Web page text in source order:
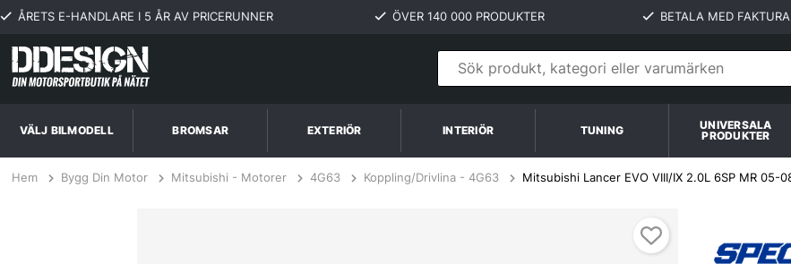
ÅRETS E-HANDLARE I 5 ÅR AV PRICERUNNER ÖVER 140 000 PRODUKTER BETALA MED
VÄLJ BILMODELL BROMSAR EXTERIÖR INTERIÖR TUNING
UNIVERSALA
PRODUKTER
Hem Bygg Din Motor Mitsubishi - Motorer 4G63 Koppling/Drivlina - 4G63 Mitsubishi Lancer EVO VIII/IX 2.0L 6SP MR 05-